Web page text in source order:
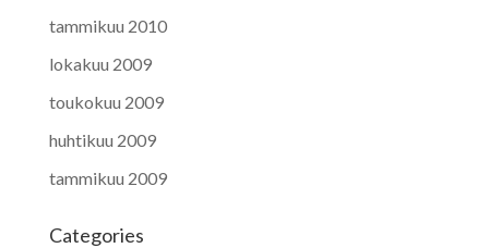
tammikuu 2010
lokakuu 2009
toukokuu 2009
huhtikuu 2009
tammikuu 2009
Categories